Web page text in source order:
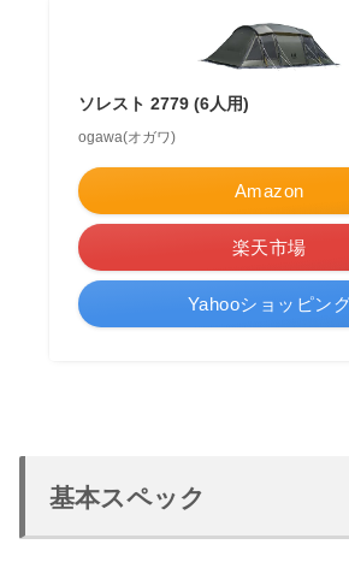
ソレスト 2779 (6人用)
ogawa(オガワ)
Amazon
楽天市場
Yahooショッピン
基本スペック